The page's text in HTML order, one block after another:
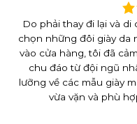
Do phải thay đi lại và
chọn những đôi giày da
vào cửa hàng, tôi đã
chu đáo từ đội ngũ
lưỡng về các mẫu giày
vừa vặn và phù